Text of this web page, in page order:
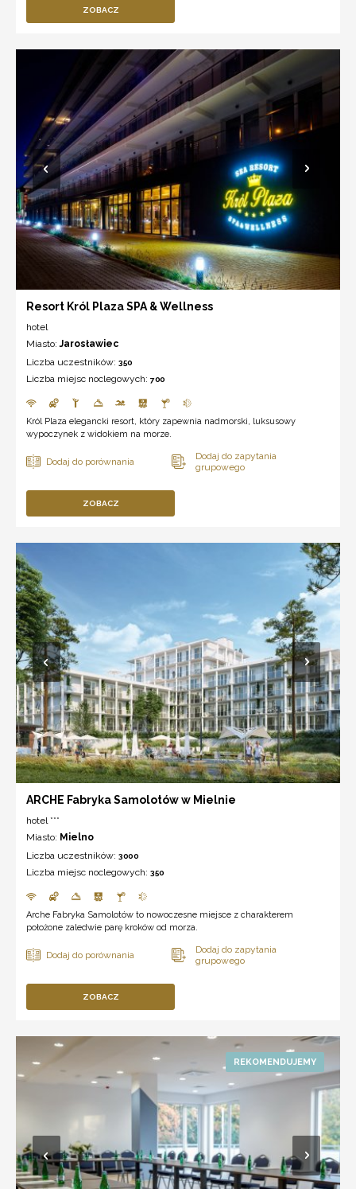
ZOBACZ
Resort Król Plaza SPA & Wellness
hotel
Miasto:Jarosławiec
Liczba uczestników: 350
Liczba miejsc noclegowych: 700
Król Plaza elegancki resort, który zapewnia nadmorski, luksusowy
wypoczynek z widokiem na morze.
ZOBACZ
ARCHE Fabryka Samolotów w Mielnie
hotel ***
Miasto: Mielno
Liczba uczestników: 3000
Liczba miejsc noclegowych: 350
Arche Fabryka Samolotów to nowoczesne miejsce z charakterem
położone zaledwie parę kroków od morza.
ZOBACZ